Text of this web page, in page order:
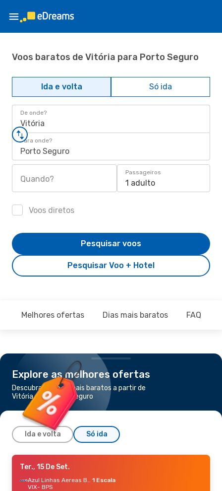
Voos baratos de Vitória para Porto Seguro
Ida e volta Só ida
De onde?
Vitória
Para onde?
Porto Seguro
Quando?
Passageiros
1 adulto
Voos diretos
Pesquisar Voo + Hotel
Pesquisar voos
Melhores ofertas Dias mais baratos FAQ
Explore as melhores ofertas
Descubra os voos mais baratos a partir de
Vitória para Porto Seguro
Ida e volta Só ida
Sáb., 29 De Ago.
Azul Linhas Aereas Brasileiras 1 Escala
VIX- BPS
Ter., 15 De Set.
Azul Linhas Aereas Brasileiras 1 Escala
VIX- BPS